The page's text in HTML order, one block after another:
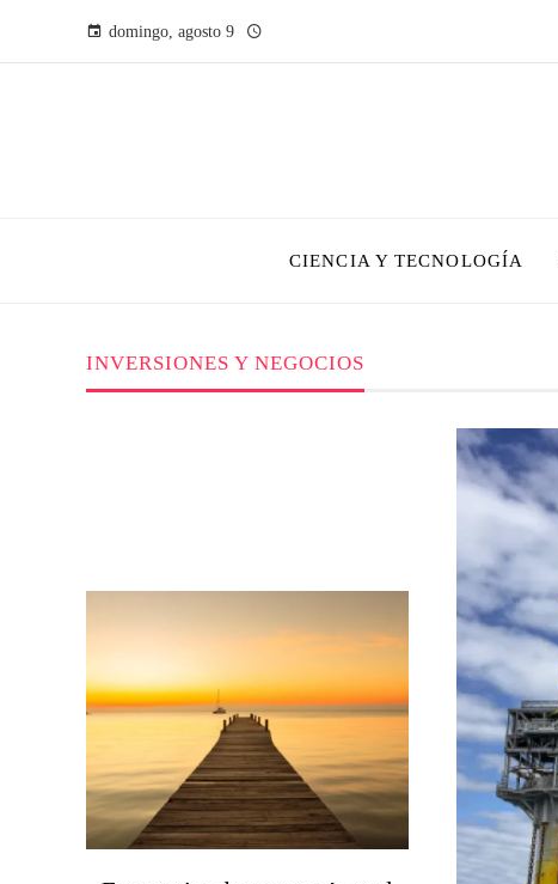
domingo, agosto 9
CIENCIA Y TECNOLOGÍA
INVERSIONES Y NEGOCIOS